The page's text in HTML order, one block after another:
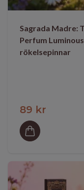
Sagrada Madre:
Perfum
rökelsepinnar
89 kr